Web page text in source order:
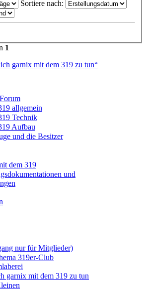
Sortiere nach:
1
garnix mit dem 319 zu tun“
allgemein
Technik
Aufbau
und die Besitzer
dem 319
und
nur für Mitglieder)
319er-Club
garnix mit dem 319 zu tun